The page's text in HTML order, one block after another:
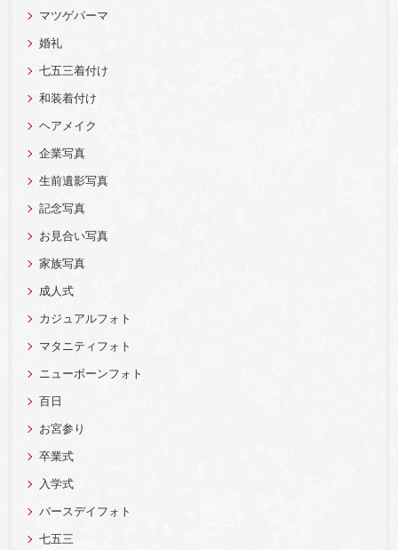
マツゲパーマ
婚礼
七五三着付け
和装着付け
ヘアメイク
企業写真
生前遺影写真
記念写真
お見合い写真
家族写真
成人式
カジュアルフォト
マタニティフォト
ニューボーンフォト
百日
お宮参り
卒業式
入学式
バースデイフォト
七五三